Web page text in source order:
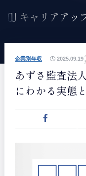
企業別年収 2025.09.19
あずさ監査法
にわかる実態